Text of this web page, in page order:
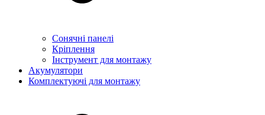
Сонячні панелі
Кріплення
Інструмент для монтажу
Акумулятори
Комплектуючі для монтажу